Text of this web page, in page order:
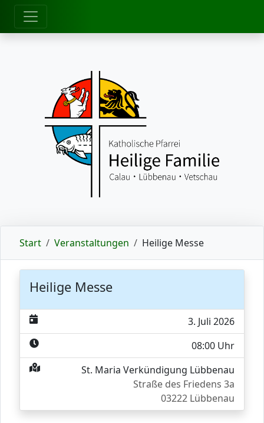
zum Inhalt
Start Veranstaltungen Heilige Messe
Heilige Messe
3. Juli 2026
08:00 Uhr
St. Maria Verkündigung Lübbenau
Straße des Friedens 3a
03222 Lübbenau